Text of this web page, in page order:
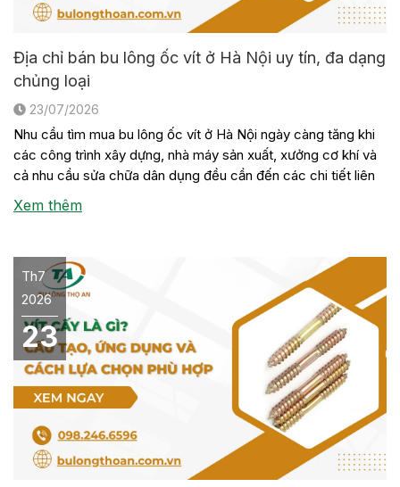
Địa chỉ bán bu lông ốc vít ở Hà Nội uy tín, đa dạng
chủng loại
23/07/2026
Nhu cầu tìm mua bu lông ốc vít ở Hà Nội ngày càng tăng khi
các công trình xây dựng, nhà máy sản xuất, xưởng cơ khí và
cả nhu cầu sửa chữa dân dụng đều cần đến các chi tiết liên
kết này. Tuy nhiên, không phải đơn vị nào cũng có sẵn đầy
[…]
Xem thêm
Th7
2026
23